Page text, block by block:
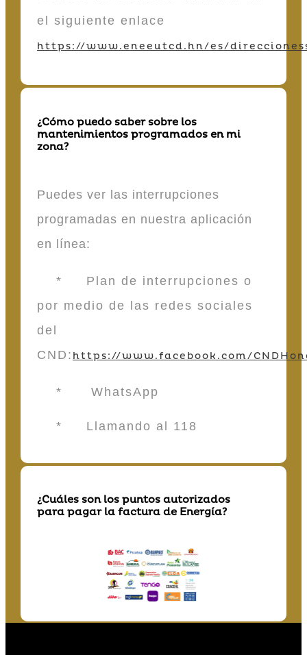
el siguiente enlace
https://www.eneeutcd.hn/es/
¿Cómo puedo saber sobre los
mantenimientos programados en mi
zona?
Puedes ver las interrupciones
programadas en nuestra aplicación
en línea:
* Plan de interrupciones o
por medio de las redes sociales
del
CND: https://www.facebook.com/
* WhatsApp
* Llamando al 118
¿Cuáles son los puntos autorizados
para pagar la factura de Energía?